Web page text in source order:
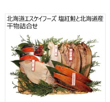
北海道エスケイフーズ 塩紅